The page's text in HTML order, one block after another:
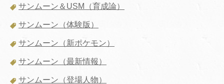
サンムーン＆USM（育成論）
サンムーン（体験版）
サンムーン（新ポケモン）
サンムーン（最新情報）
サンムーン（登場人物）